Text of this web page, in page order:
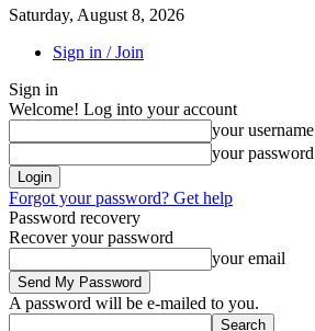
Saturday, August 8, 2026
Sign in / Join
Sign in
Welcome! Log into your account
your username
your password
Forgot your password? Get help
Password recovery
Recover your password
your email
A password will be e-mailed to you.